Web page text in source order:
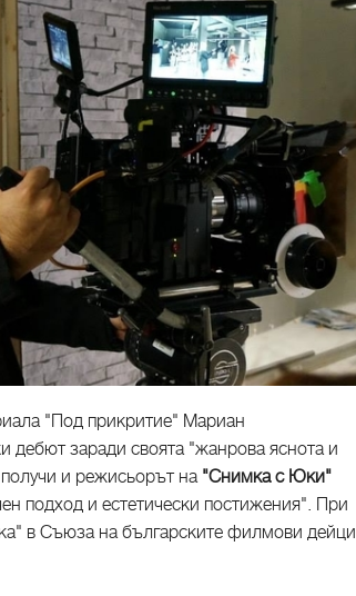
"Под прикритие" Мариан
дебют заради своята "жанрова яснота и
и режисьорът на"Снимка с Юки"
подход и естетически постижения". При
в Съюза на българските филмови дейци